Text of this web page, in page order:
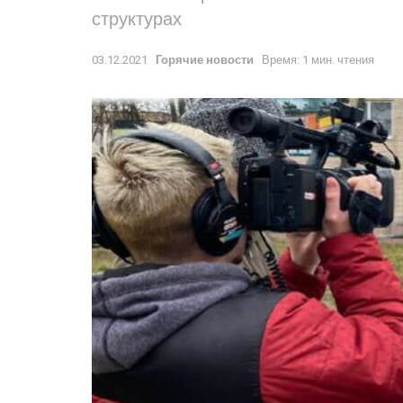
структурах
03.12.2021 Горячие новости Время: 1 мин. чтения